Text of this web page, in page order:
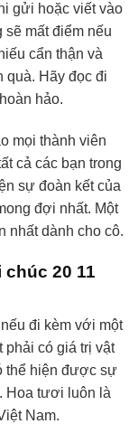
gửi hoặc viết vào
sẽ mất điểm nếu
cẩn thận và
quà. Hãy đọc đi
hảo.
mọi thành viên
cả các bạn trong
sự đoàn kết của
đợi nhất. Một
nhất dành cho cô.
20 11
đi kèm với một
phải có giá trị vật
thể hiện được sự
Hoa tươi luôn là
Nam.